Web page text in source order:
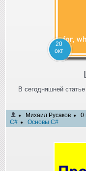
20
окт
В сегодняшней
Михаил Русаков
0
C#
Основы C#